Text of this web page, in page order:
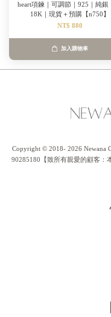
heart項鍊｜可調節｜925｜純銀
18K｜現貨＋預購【n750】
NT$ 880
加入購物車
Copyright © 2018- 2026 Newana
90285180【致所有親愛的顧客：